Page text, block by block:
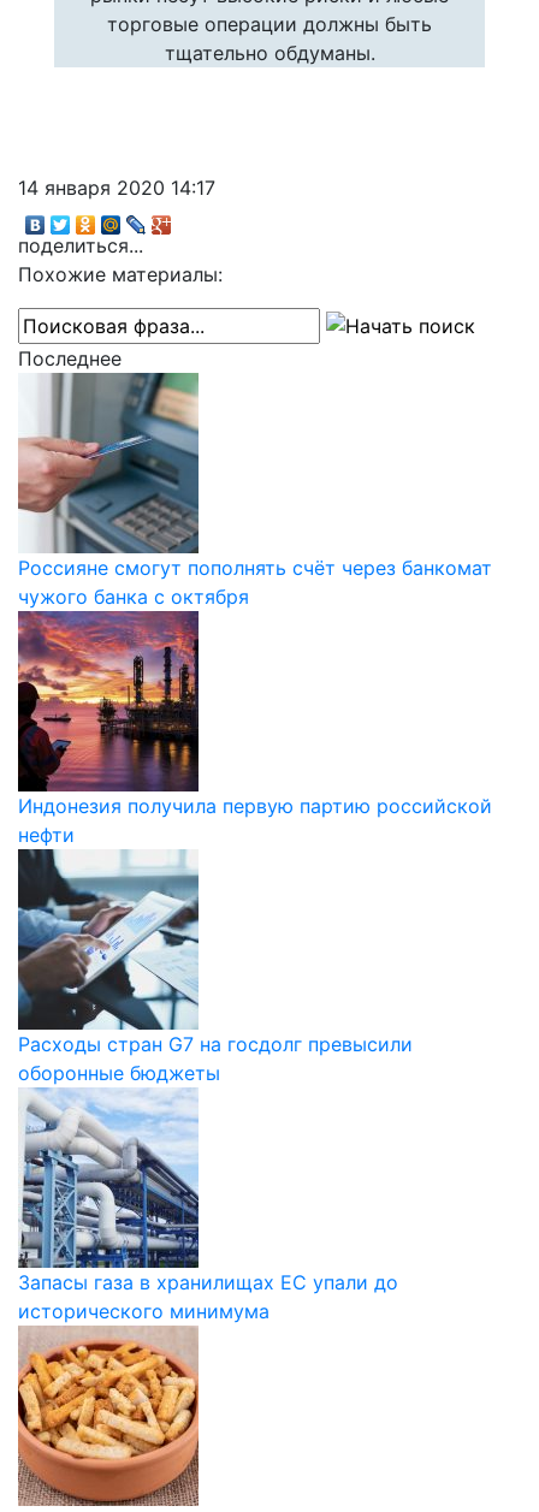
торговые операции должны быть
тщательно обдуманы.
14 января 2020 14:17
поделиться...
Похожие материалы:
Последнее
Россияне смогут пополнять счёт через банкомат
чужого банка с октября
Индонезия получила первую партию российской
нефти
Расходы стран G7 на госдолг превысили
оборонные бюджеты
Запасы газа в хранилищах ЕС упали до
исторического минимума